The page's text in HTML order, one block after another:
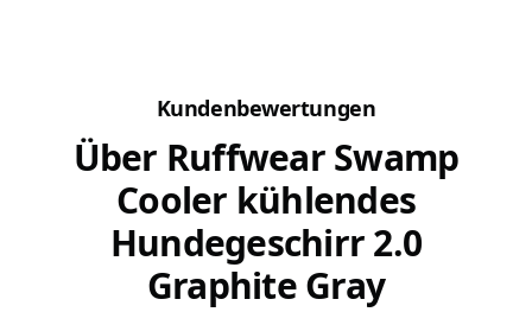
Kundenbewertungen
Über Ruffwear Swamp
Cooler kühlendes
Hundegeschirr 2.0
Graphite Gray